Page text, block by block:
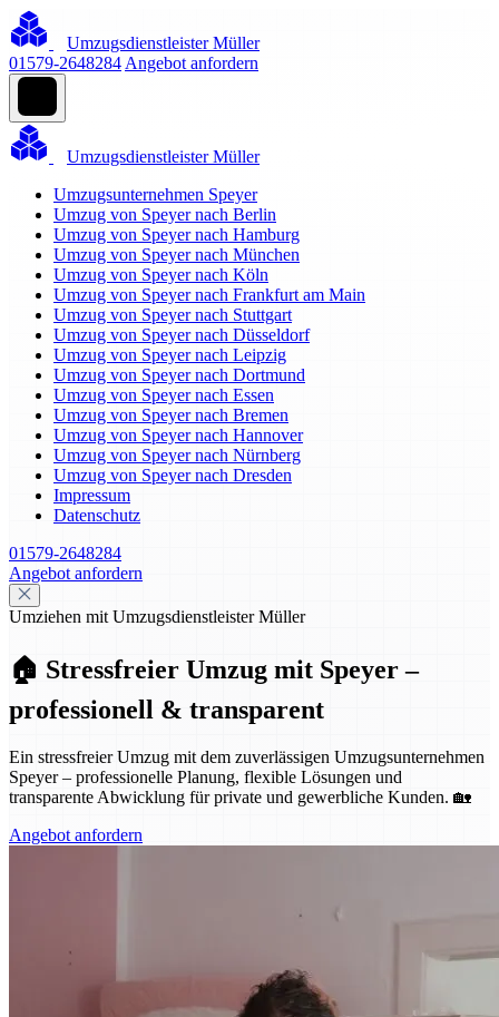
Umzugsdienstleister Müller
01579-2648284 Angebot anfordern
Umzugsdienstleister Müller
Umzugsunternehmen Speyer
Umzug von Speyer nach Berlin
Umzug von Speyer nach Hamburg
Umzug von Speyer nach München
Umzug von Speyer nach Köln
Umzug von Speyer nach Frankfurt am Main
Umzug von Speyer nach Stuttgart
Umzug von Speyer nach Düsseldorf
Umzug von Speyer nach Leipzig
Umzug von Speyer nach Dortmund
Umzug von Speyer nach Essen
Umzug von Speyer nach Bremen
Umzug von Speyer nach Hannover
Umzug von Speyer nach Nürnberg
Umzug von Speyer nach Dresden
Impressum
Datenschutz
01579-2648284
Angebot anfordern
Umziehen mit Umzugsdienstleister Müller
🏠 Stressfreier Umzug mit Speyer –
professionell & transparent
Ein stressfreier Umzug mit dem zuverlässigen Umzugsunternehmen
Speyer – professionelle Planung, flexible Lösungen und
transparente Abwicklung für private und gewerbliche Kunden. 🏡
Angebot anfordern